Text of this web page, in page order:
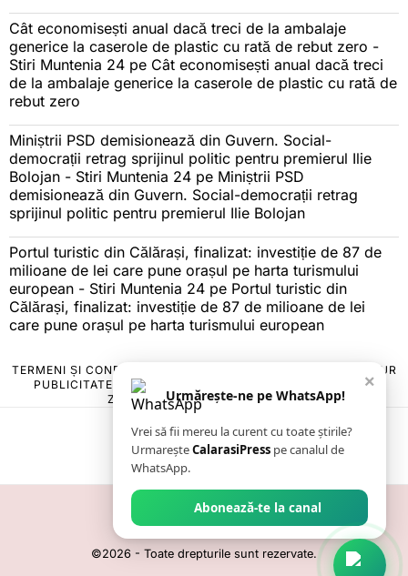
Cât economisești anual dacă treci de la ambalaje
generice la caserole de plastic cu rată de rebut zero -
Stiri Muntenia 24 pe Cât economisești anual dacă treci
de la ambalaje generice la caserole de plastic cu rată de
rebut zero
Miniștrii PSD demisionează din Guvern. Social-
democrații retrag sprijinul politic pentru premierul Ilie
Bolojan - Stiri Muntenia 24 pe Miniștrii PSD
demisionează din Guvern. Social-democrații retrag
sprijinul politic pentru premierul Ilie Bolojan
Portul turistic din Călărași, finalizat: investiție de 87 de
milioane de lei care pune orașul pe harta turismului
european - Stiri Muntenia 24 pe Portul turistic din
Călărași, finalizat: investiție de 87 de milioane de lei
care pune orașul pe harta turismului european
TERMENI ȘI CONDIȚII
POLITICA DE ANULARE & RETUR
PUBLICITATE ONLINE & TIPĂRITĂ
CONTACT
ZIARUL ANUNȚUL CĂLĂRĂȘEAN
©2026 - Toate drepturile sunt rezervate.
×
Urmărește-ne pe WhatsApp!
Vrei să fii mereu la curent cu toate știrile?
UrmareșteCalarasiPress pe canalul de
WhatsApp.
Abonează-te la canal